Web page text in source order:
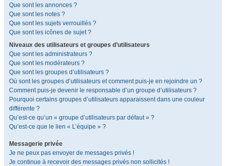
Que sont les annonces ?
Que sont les notes ?
Que sont les sujets verrouillés ?
Que sont les icônes de sujet ?
Niveaux des utilisateurs et groupes d’utilisateurs
Que sont les administrateurs ?
Que sont les modérateurs ?
Que sont les groupes d’utilisateurs ?
Où sont les groupes d’utilisateurs et comment puis-je en rejoindre un ?
Comment puis-je devenir le responsable d’un groupe d’utilisateurs ?
Pourquoi certains groupes d’utilisateurs apparaissent dans une couleur
différente ?
Qu’est-ce qu’un « groupe d’utilisateurs par défaut » ?
Qu’est-ce que le lien « L’équipe » ?
Messagerie privée
Je ne peux pas envoyer de messages privés !
Je continue à recevoir des messages privés non sollicités !